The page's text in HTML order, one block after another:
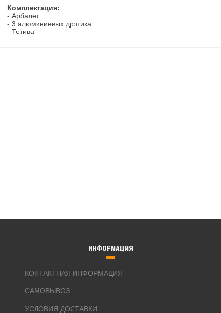
Комплектация:
- Арбалет
- 3 алюминиевых дротика
- Тетива
ИНФОРМАЦИЯ
КОНТАКТНАЯ ИНФОРМАЦИЯ
САМОВЫВОЗ
УСЛОВИЯ ДОСТАВКИ